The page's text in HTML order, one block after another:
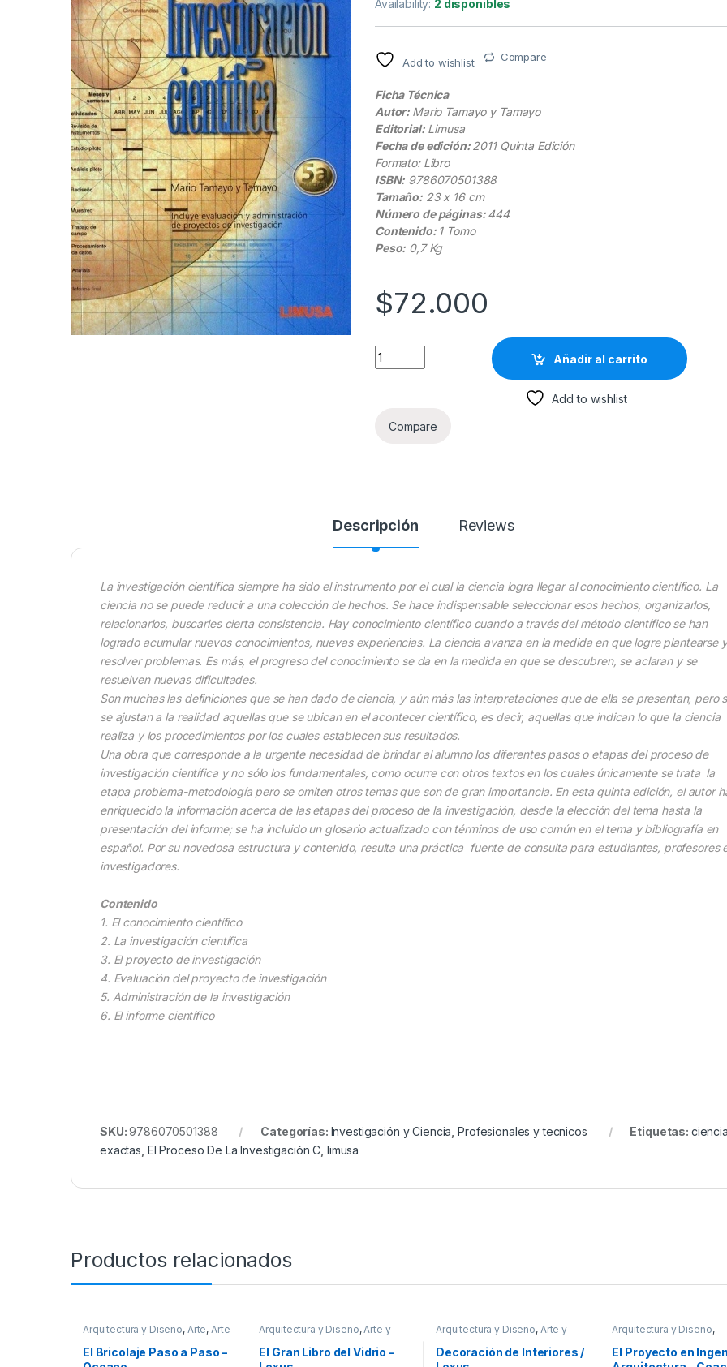
Availability: 2 disponibles
Add to wishlist Compare
Ficha Técnica
Autor: Mario Tamayo y Tamayo
Editorial:Limusa
Fecha de edición: 2011 Quinta Edición
Formato: Libro
ISBN: 9786070501388
Tamaño: 23 x 16 cm
Número de páginas:444
Contenido: 1 Tomo
Peso: 0,7 Kg
$72.000
El Proceso De La Investigación Científica 5ta Edición -
Añadir al carrito
Add to wishlist
Compare
Descripción Reviews
La investigación científica siempre ha sido el instrumento por el cual la ciencia logra llegar al conocimiento científico. La
ciencia no se puede reducir a una colección de hechos. Se hace indispensable seleccionar esos hechos, organizarlos,
relacionarlos, buscarles cierta consistencia. Hay conocimiento científico cuando a través del método científico se han
logrado acumular nuevos conocimientos, nuevas experiencias. La ciencia avanza en la medida en que logre plantearse y
resolver problemas. Es más, el progreso del conocimiento se da en la medida en que se descubren, se aclaran y se
resuelven nuevas dificultades.
Son muchas las definiciones que se han dado de ciencia, y aún más las interpretaciones que de ella se presentan, pero
se ajustan a la realidad aquellas que se ubican en el acontecer científico, es decir, aquellas que indican lo que la ciencia
realiza y los procedimientos por los cuales establecen sus resultados.
Una obra que corresponde a la urgente necesidad de brindar al alumno los diferentes pasos o etapas del proceso de
investigación científica y no sólo los fundamentales, como ocurre con otros textos en los cuales únicamente se trata la
etapa problema-metodología pero se omiten otros temas que son de gran importancia. En esta quinta edición, el autor
enriquecido la información acerca de las etapas del proceso de la investigación, desde la elección del tema hasta la
presentación del informe; se ha incluido un glosario actualizado con términos de uso común en el tema y bibliografía en
español. Por su novedosa estructura y contenido, resulta una práctica fuente de consulta para estudiantes, profesores
investigadores.
Contenido
1. El conocimiento científico
2. La investigación científica
3. El proyecto de investigación
4. Evaluación del proyecto de investigación
5. Administración de la investigación
6. El informe científico
SKU:9786070501388 Categorías: Investigación y Ciencia ,Profesionales y tecnicos Etiquetas:
exactas El Proceso De La Investigación C ,limusa
Productos relacionados
Arquitectura y Diseño, Arte, Arte
y Afines
Arte y Pintura
Decoración,Decoración y
Muebles,Dibujo y Escultura,
El Bricolaje Paso a Paso –
Arquitectura y Diseño,Arte y
Afines
Decoración
Decoración
y Muebles ,Diseño, Hogar y
Manualidades,Ofertas,
El Gran Libro del Vidrio –
Arquitectura y Diseño, Arte y
Afines
Decoración
Decoración
y Muebles,Diseño,Interes
General,Ofertas,Profesionales
Decoración de Interiores /
Arquitectura y Diseño,
Arquitectura y
Ingeniería,Ingeniería
Profesionales y
El Proyecto en